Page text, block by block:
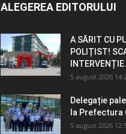
ALEGEREA EDITORULUI
A SĂRIT CU
POLIȚIST!
5 august 2026
Delegație
la Prefectura
5 august 2026